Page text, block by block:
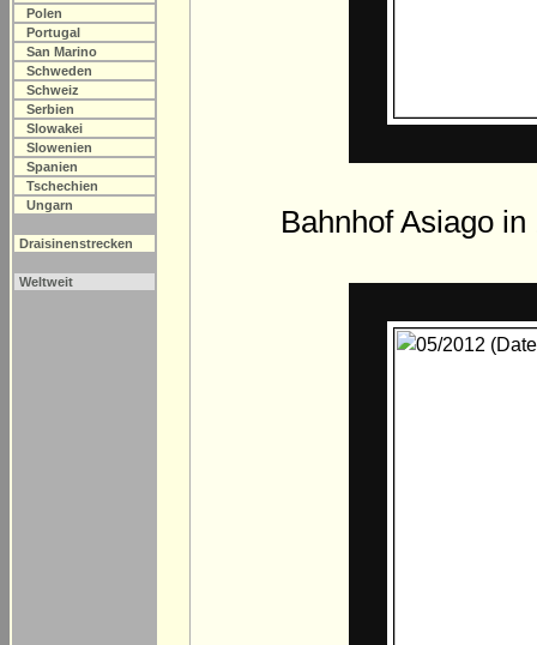
Polen
Portugal
San Marino
Schweden
Schweiz
Serbien
Slowakei
Slowenien
Spanien
Tschechien
Ungarn
Draisinenstrecken
Weltweit
Bahnhof Asiago